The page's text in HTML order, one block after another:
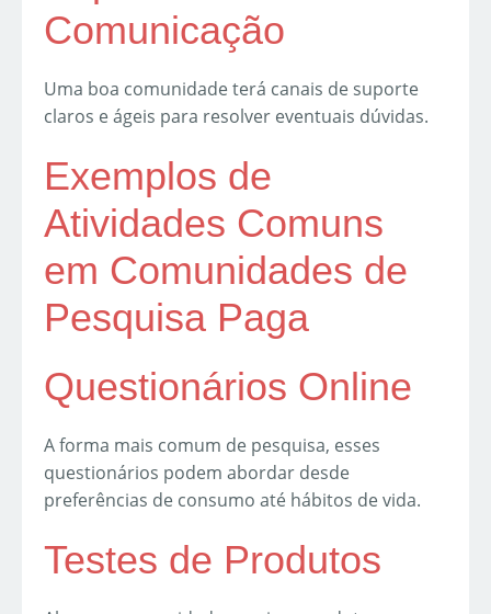
Comunicação
Uma boa comunidade terá canais de suporte
claros e ágeis para resolver eventuais dúvidas.
Exemplos de
Atividades Comuns
em Comunidades de
Pesquisa Paga
Questionários Online
A forma mais comum de pesquisa, esses
questionários podem abordar desde
preferências de consumo até hábitos de vida.
Testes de Produtos